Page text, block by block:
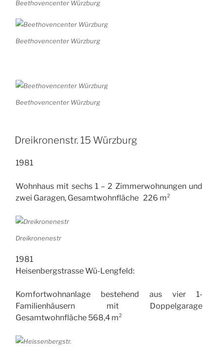
Beethovencenter Würzburg
Beethovencenter Würzburg
Beethovencenter Würzburg
Dreikronenstr. 15 Würzburg
1981
Wohnhaus mit sechs 1 – 2 Zimmerwohnungen und
zwei Garagen, Gesamtwohnfläche 226 m²
Dreikronenestr
1981
Heisenbergstrasse Wü-Lengfeld:
Komfortwohnanlage bestehend aus vier 1-
Familienhäusern mit Doppelgarage
Gesamtwohnfläche 568,4 m²